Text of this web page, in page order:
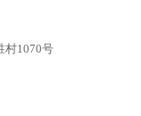
1070号